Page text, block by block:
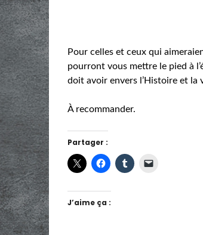
Pour celles et ceux qui
pourront vous mettre le pied à
doit avoir envers l’Histoire et la
À recommander.
Partager :
J’aime ça :